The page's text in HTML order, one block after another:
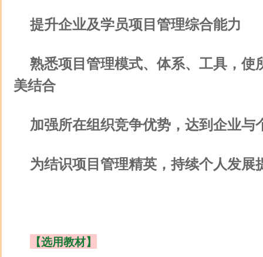
提升企业及学员项目管理综合能力
熟悉项目管理模式、体系、工具，使
美结合
加强所在组织竞争优势，达到企业与
为结识项目管理精英，持续个人发展
【选用教材】